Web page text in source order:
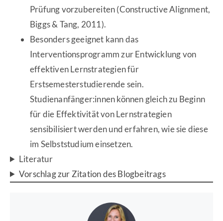
Prüfung vorzubereiten (Constructive Alignment,
Biggs & Tang, 2011).
Besonders geeignet kann das
Interventionsprogramm zur Entwicklung von
effektiven Lernstrategien für
Erstsemesterstudierende sein.
Studienanfänger:innen können gleich zu Beginn
für die Effektivität von Lernstrategien
sensibilisiert werden und erfahren, wie sie diese
im Selbststudium einsetzen.
Literatur
Vorschlag zur Zitation des Blogbeitrags